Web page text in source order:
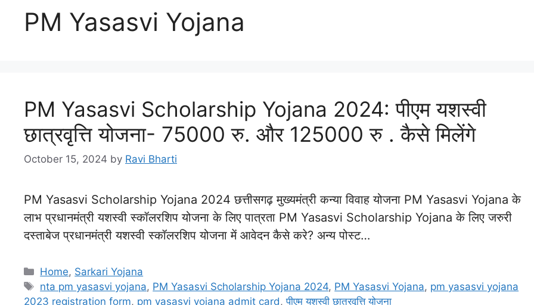
PM Yasasvi Yojana
PM Yasasvi Scholarship Yojana 2024: पीएम यशस्वी
छात्रवृत्ति योजना- 75000 रु. और 125000 रु . कैसे मिलेंगे
October 15, 2024 by Ravi Bharti
PM Yasasvi Scholarship Yojana 2024 छत्तीसगढ़ मुख्यमंत्री कन्या विवाह योजना PM Yasasvi Yojana के
लाभ प्रधानमंत्री यशस्वी स्कॉलरशिप योजना के लिए पात्रता PM Yasasvi Scholarship Yojana के लिए जरुरी
दस्ताबेज प्रधानमंत्री यशस्वी स्कॉलरशिप योजना में आवेदन कैसे करे? अन्य पोस्ट…
Categories
Home, Sarkari Yojana
Tags
nta pm yasasvi yojana, PM Yasasvi Scholarship Yojana 2024, PM Yasasvi Yojana, pm yasasvi yojana
2023 registration form, pm yasasvi yojana admit card ,पीएम यशस्वी छात्रवृत्ति योजना